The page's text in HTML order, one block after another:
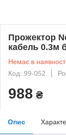
Прожектор
кабель 0.3м
Немає в
Код: 99-052
988 ₴
Опис